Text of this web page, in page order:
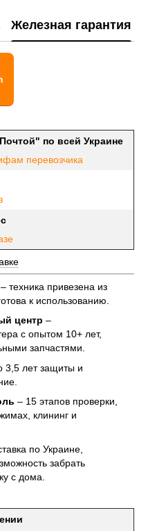
Железная гарантия
по всей Украине
перевозчика
– техника привезена из
к использованию.
центр –
с опытом 10+ лет,
запчастями.
3,5 лет защиты и
– 15 этапов проверки,
клининг и
по Украине,
забрать
с дома.